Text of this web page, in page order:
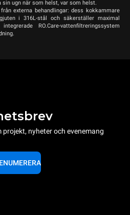
sin ugn när som helst, var som helst.
externa behandlingar: dess kokkammare
i 316L-stål och säkerställer maximal
RO.Care-vattenfiltreringssystem
nyheter och evenemang